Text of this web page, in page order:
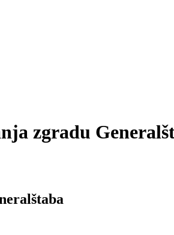
zgradu